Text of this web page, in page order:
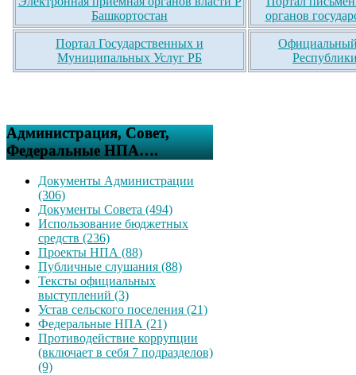
Башкортостан
органов
Портал Государственных и
Муниципальных Услуг РБ
Официальный
Администрация, Совет,
Федеральные НПА….
Документы Администрации
(306)
Документы Совета (494)
Использование бюджетных
средств (236)
Проекты НПА (88)
Публичные слушания (88)
Тексты официальных
выступлений (3)
Устав сельского поселения (21)
Федеральные НПА (21)
Противодействие коррупции
(включает в себя 7 подразделов)
(9)